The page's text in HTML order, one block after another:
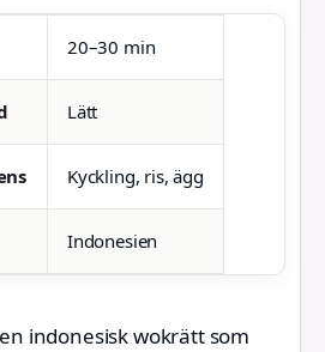
20–30 min
Lätt
Kyckling, ris, ägg
Indonesien
indonesisk wokrätt som